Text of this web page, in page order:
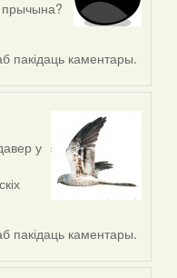
пакідаць каментары.
у
пакідаць каментары.